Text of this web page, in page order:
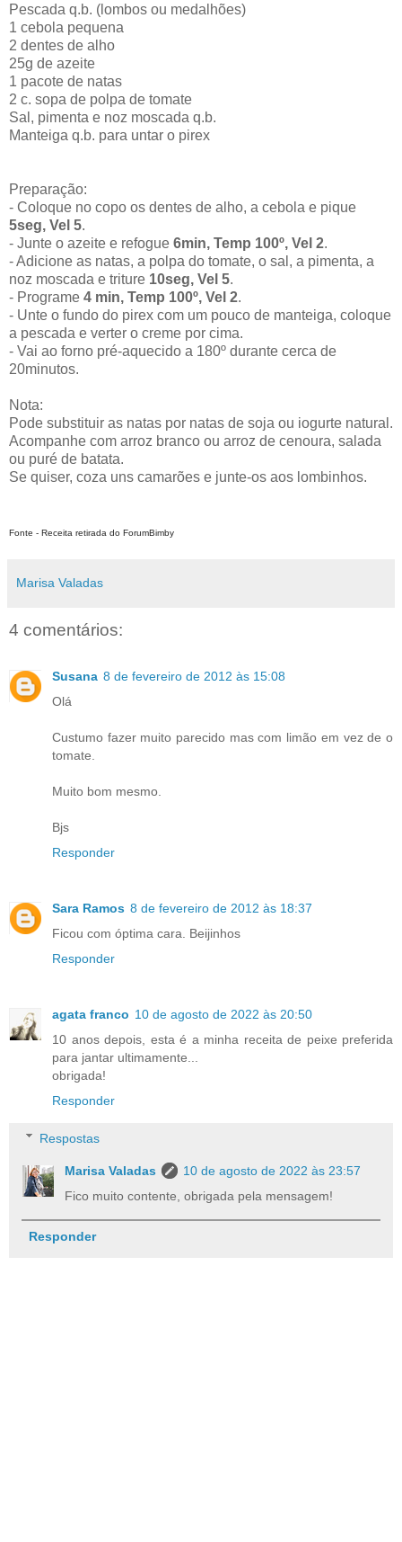
Pescada q.b. (lombos ou medalhões)
1 cebola pequena
2 dentes de alho
25g de azeite
1 pacote de natas
2 c. sopa de polpa de tomate
Sal, pimenta e noz moscada q.b.
Manteiga q.b. para untar o pirex
Preparação:
- Coloque no copo os dentes de alho, a cebola e pique
5seg, Vel 5.
- Junte o azeite e refogue 6min, Temp 100º, Vel 2.
- Adicione as natas, a polpa do tomate, o sal, a pimenta, a
noz moscada e triture 10seg, Vel 5.
- Programe 4 min, Temp 100º, Vel 2.
- Unte o fundo do pirex com um pouco de manteiga, coloque
a pescada e verter o creme por cima.
- Vai ao forno pré-aquecido a 180º durante cerca de
20minutos.
Nota:
Pode substituir as natas por natas de soja ou iogurte natural.
Acompanhe com arroz branco ou arroz de cenoura, salada
ou puré de batata.
Se quiser, coza uns camarões e junte-os aos lombinhos.
Fonte - Receita retirada do ForumBimby
Marisa Valadas
4 comentários:
Susana 8 de fevereiro de 2012 às 15:08
Olá
Custumo fazer muito parecido mas com limão em vez de o
tomate.
Muito bom mesmo.
Bjs
Responder
Sara Ramos 8 de fevereiro de 2012 às 18:37
Ficou com óptima cara. Beijinhos
Responder
agata franco 10 de agosto de 2022 às 20:50
10 anos depois, esta é a minha receita de peixe preferida
para jantar ultimamente...
obrigada!
Responder
Respostas
Marisa Valadas
10 de agosto de 2022 às 23:57
Fico muito contente, obrigada pela mensagem!
Responder